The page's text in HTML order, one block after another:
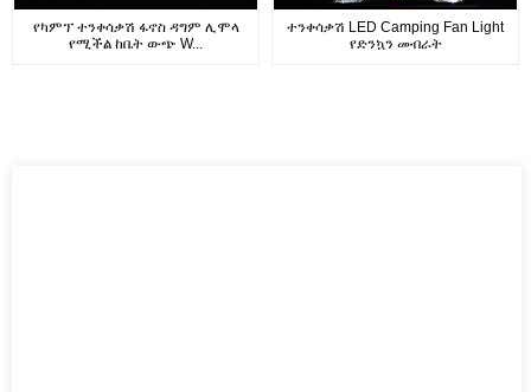
የካምፕ ተንቀሳቃሽ ፋኖስ ዳግም ሊሞላ
የሚችል ከቤት ውጭ W...
ተንቀሳቃሽ LED Camping Fan Light
የድንኳን መብራት